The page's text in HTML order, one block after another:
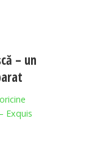
– un
Exquis